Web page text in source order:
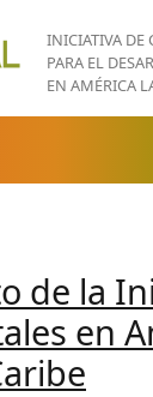
INICIATIVA DE
PARA EL
EN AMÉRICA
de la
en